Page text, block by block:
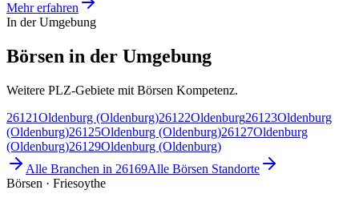
Mehr erfahren
In der Umgebung
Börsen in der Umgebung
Weitere PLZ-Gebiete mit Börsen Kompetenz.
26121Oldenburg (Oldenburg)26122Oldenburg26123Oldenburg
(Oldenburg)26125Oldenburg (Oldenburg)26127Oldenburg
(Oldenburg)26129Oldenburg (Oldenburg)
Alle Branchen in 26169Alle Börsen Standorte
Börsen · Friesoythe